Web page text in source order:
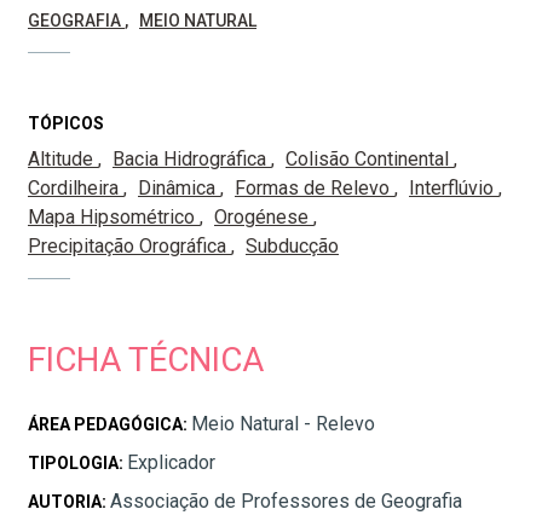
GEOGRAFIA
MEIO NATURAL
TÓPICOS
Altitude Bacia Hidrográfica
Colisão Continental
Cordilheira
Dinâmica Formas de Relevo
Interflúvio
Mapa Hipsométrico
Orogénese
Precipitação Orográfica
Subducção
FICHA TÉCNICA
ÁREA PEDAGÓGICA: Meio Natural - Relevo
TIPOLOGIA: Explicador
AUTORIA: Associação de Professores de Geografia